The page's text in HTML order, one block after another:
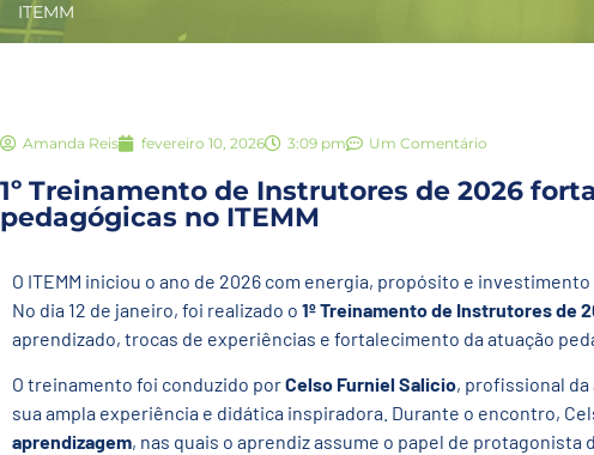
ITEMM
Amanda Reis fevereiro 10, 2026 3:09 pm Um Comentário
1º Treinamento de Instrutores de 2026
pedagógicas no ITEMM
O ITEMM iniciou o ano de 2026 com energia, propósito e
No dia 12 de janeiro, foi realizado o 1º Treinamento de Instrutores de
aprendizado, trocas de experiências e fortalecimento da atuação
O treinamento foi conduzido porCelso Furniel Salicio, profissional
sua ampla experiência e didática inspiradora. Durante o encontro,
aprendizagem, nas quais o aprendiz assume o papel de